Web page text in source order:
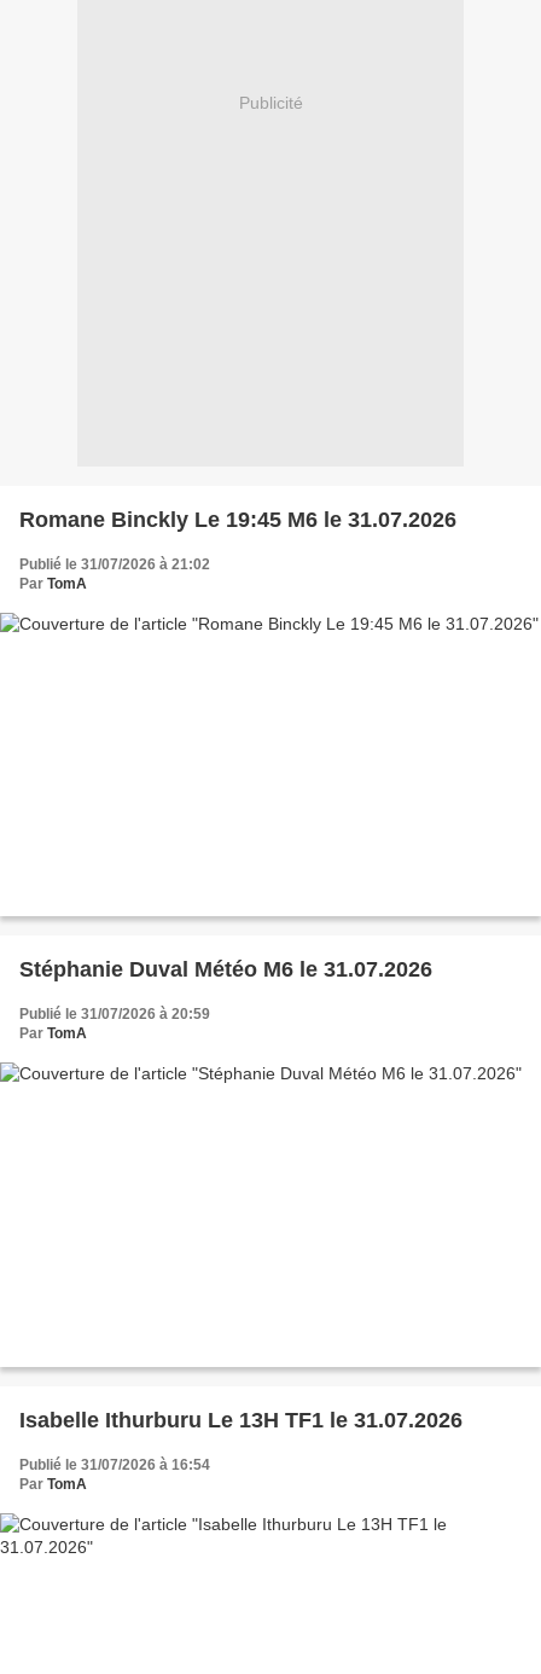
Publicité
Romane Binckly Le 19:45 M6 le 31.07.2026
Publié le 31/07/2026 à 21:02
Par TomA
Stéphanie Duval Météo M6 le 31.07.2026
Publié le 31/07/2026 à 20:59
Par TomA
Isabelle Ithurburu Le 13H TF1 le 31.07.2026
Publié le 31/07/2026 à 16:54
Par TomA